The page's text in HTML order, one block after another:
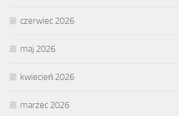
czerwiec 2026
maj 2026
kwiecień 2026
marzec 2026